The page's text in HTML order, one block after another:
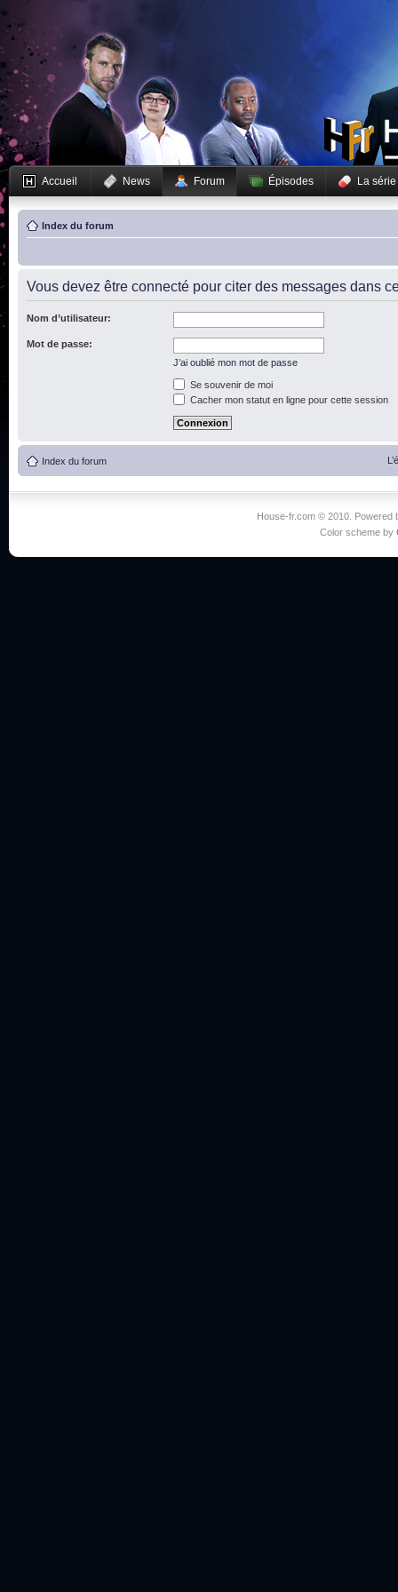
Accueil News Forum Épisodes La série
Index du forum
Vous devez être connecté pour citer des messages dans
Nom d’utilisateur:
Mot de passe:
J’ai oublié mon mot de passe
Se souvenir de moi
Cacher mon statut en ligne pour cette session
Index du forum
House-fr.com © 2010. Powered
Color scheme by